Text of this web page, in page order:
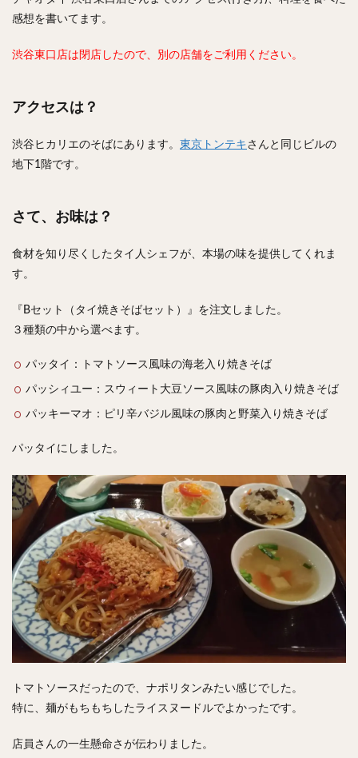
感想を書いてます。
渋谷東口店は閉店したので、別の店舗をご利用ください。
アクセスは？
渋谷ヒカリエのそばにあります。 東京トンテキさんと同じビルの
地下1階です。
さて、お味は？
食材を知り尽くしたタイ人シェフが、本場の味を提供してくれま
す。
『Bセット（タイ焼きそばセット）』を注文しました。
３種類の中から選べます。
パッタイ：トマトソース風味の海老入り焼きそば
パッシィユー：スウィート大豆ソース風味の豚肉入り焼きそば
パッキーマオ：ピリ辛バジル風味の豚肉と野菜入り焼きそば
パッタイにしました。
トマトソースだったので、ナポリタンみたい感じでした。
特に、麺がもちもちしたライスヌードルでよかったです。
店員さんの一生懸命さが伝わりました。